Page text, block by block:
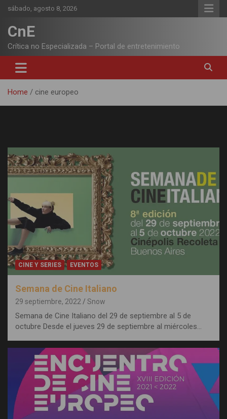
Skip
content
sábado, agosto 8, 2026
CnE
Crítica no Especializada – Portal de entretenimiento
Home cine europeo
CINE Y SERIES EVENTOS
Semana de Cine Italiano
29 septiembre, 2022 Snow
Semana de Cine Italiano del 29 de septiembre al 5 de
octubre Desde el jueves 29 de septiembre al miércoles…